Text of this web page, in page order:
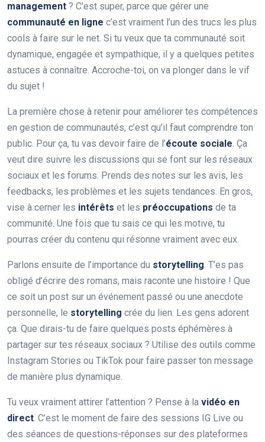
management ? C’est super, parce que gérer une
communauté en ligne c’est vraiment l’un des trucs les plus
cools à faire sur le net. Si tu veux que ta communauté soit
dynamique, engagée et sympathique, il y a quelques petites
astuces à connaître. Accroche-toi, on va plonger dans le vif
du sujet !
La première chose à retenir pour améliorer tes compétences
en gestion de communautés, c’est qu’il faut comprendre ton
public. Pour ça, tu vas devoir faire de l’écoute sociale. Ça
veut dire suivre les discussions qui se font sur les réseaux
sociaux et les forums. Prends des notes sur les avis, les
feedbacks, les problèmes et les sujets tendances. En gros,
vise à cerner les intérêts et les préoccupations de ta
communité. Une fois que tu sais ce qui les motive, tu
pourras créer du contenu qui résonne vraiment avec eux.
Parlons ensuite de l’importance du storytelling. T’es pas
obligé d’écrire des romans, mais raconte une histoire ! Que
ce soit un post sur un événement passé ou une anecdote
personnelle, le storytelling crée du lien. Les gens adorent
ça. Que dirais-tu de faire quelques posts éphémères à
partager sur tes réseaux sociaux ? Utilise des outils comme
Instagram Stories ou TikTok pour faire passer ton message
de manière plus dynamique.
Tu veux vraiment attirer l’attention ? Pense à la vidéo en
direct. C’est le moment de faire des sessions IG Live ou
des séances de questions-réponses sur des plateformes